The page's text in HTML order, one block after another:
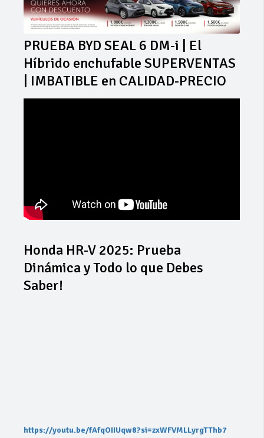
PRUEBA BYD SEAL 6 DM-i | El
Híbrido enchufable SUPERVENTAS
| IMBATIBLE en CALIDAD-PRECIO
Honda HR-V 2025: Prueba
Dinámica y Todo lo que Debes
Saber!
https://youtu.be/fAfqOIIUqw8?si=zxWFVMLLyrgTThb7